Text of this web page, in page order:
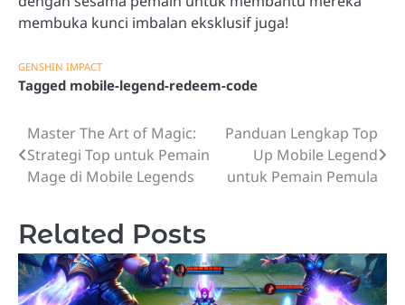
membuka kunci imbalan eksklusif juga!
GENSHIN IMPACT
Tagged mobile-legend-redeem-code
Post
navigation
Master The Art of Magic:
Strategi Top untuk Pemain
Mage di Mobile Legends
Panduan Lengkap Top
Up Mobile Legend
untuk Pemain Pemula
Related Posts